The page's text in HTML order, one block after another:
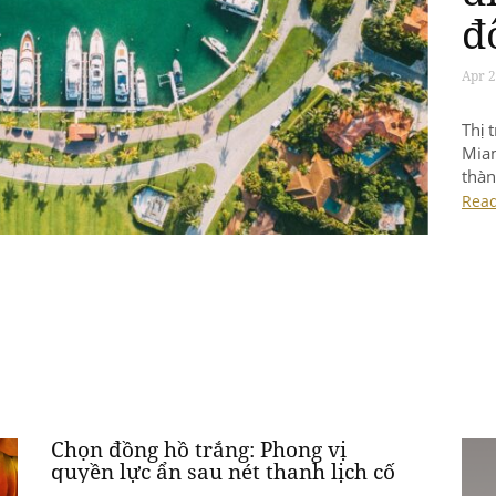
Chọn đồng hồ trắng: Phong vị
quyền lực ẩn sau nét thanh lịch cố